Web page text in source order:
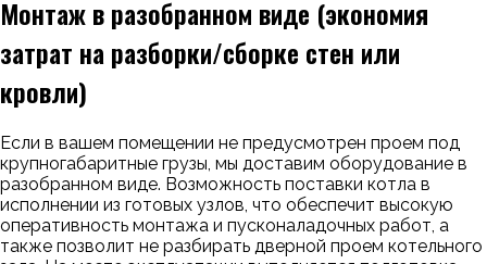
Монтаж в разобранном виде (экономия
затрат на разборки/сборке стен или
кровли)
Если в вашем помещении не предусмотрен проем под
крупногабаритные грузы, мы доставим оборудование в
разобранном виде. Возможность поставки котла в
исполнении из готовых узлов, что обеспечит высокую
оперативность монтажа и пусконаладочных работ, а
также позволит не разбирать дверной проем котельного